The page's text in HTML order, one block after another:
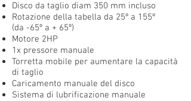
Disco da taglio diam 350 mm incluso
Rotazione della tabella da 25º a 155º
(da -65º a + 65º)
Motore 2HP
1x pressore manuale
Torretta mobile per aumentare la capacità
di taglio
Caricamento manuale del disco
Sistema di lubrificazione manuale